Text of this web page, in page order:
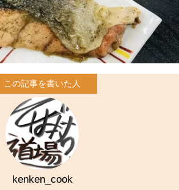
kenken_cook